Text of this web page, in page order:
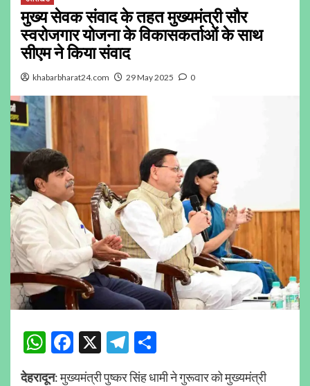
मुख्य सेवक संवाद के तहत मुख्यमंत्री सौर
स्वरोजगार योजना के विकासकर्ताओं के साथ
सीएम ने किया संवाद
khabarbharat24.com 29 May 2025 0
WhatsApp
Facebook
X Telegram
देहरादून: मुख्यमंत्री पुष्कर सिंह धामी ने गुरूवार को मुख्यमंत्री